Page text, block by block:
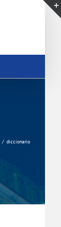
diccionario